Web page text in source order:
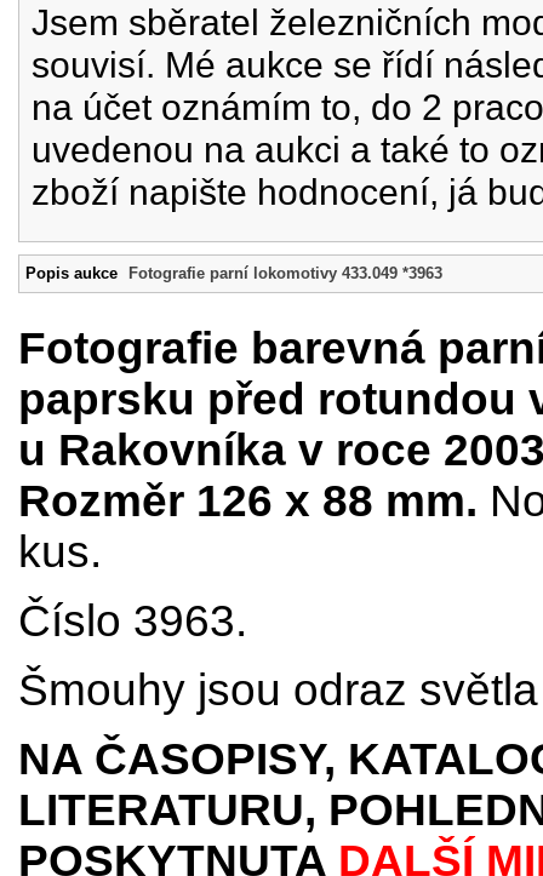
Jsem sběratel železničních
souvisí. Mé aukce se řídí
na účet oznámím to, do 2
uvedenou na aukci a také to
zboží napište hodnocení, já
Popis aukce Fotografie parní lokomotivy 433.049 *3963
Fotografie barevná
paprsku před rotundou
u Rakovníka v roce
Rozměr 126 x 88 mm.
kus.
Číslo 3963.
Šmouhy jsou odraz
NA ČASOPISY,
LITERATURU,
POSKYTNUTA DALŠÍ